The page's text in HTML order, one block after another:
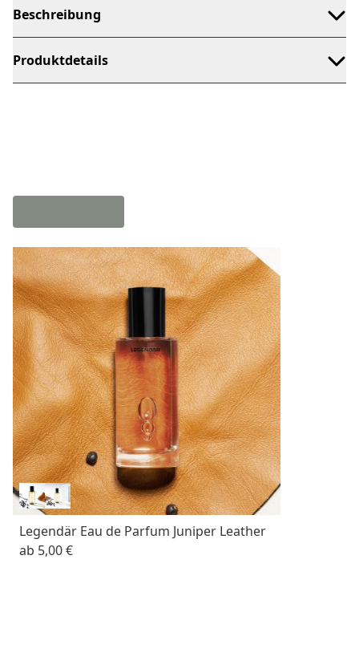
Beschreibung
Produktdetails
Legendär Eau de Parfum Juniper Leather
ab 5,00 €